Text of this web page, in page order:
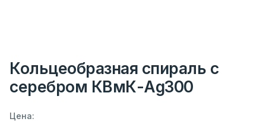
Кольцеобразная спираль с
серебром КВмК-Ag300
Цена: